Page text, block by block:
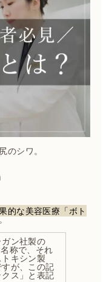
のシワ。
的な美容医療「ボト
ン社製の
称で、それ
キシン製
が、この記
ス」と表記